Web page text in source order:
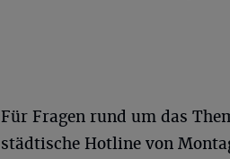
Für Fragen rund um das
städtische Hotline von